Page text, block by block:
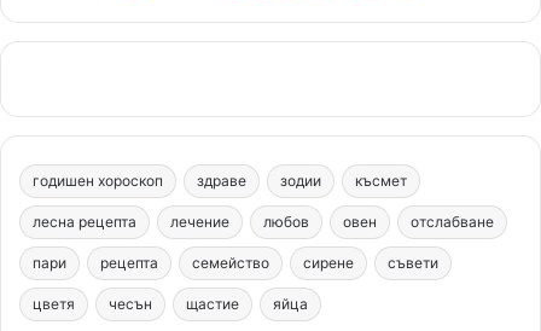
a
e
b
o
o
k
i
t
e
r
e
s
o
T
u
b
e
n
t
a
g
r
k
c
m
годишен хороскоп здраве зодии късмет
лесна рецепта лечение любов овен отслабване
пари рецепта семейство сирене съвети
цветя чесън щастие яйца